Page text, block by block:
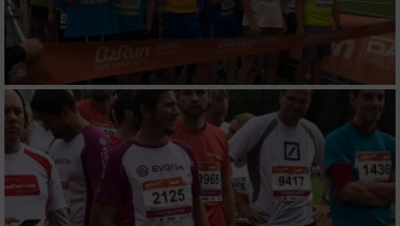
Entwicklung und Verbesserung der Angebote
Verwendung reduzierter Daten zur Auswahl
IAB-Besonderheiten:
Verwendung genauer Standortdaten
Geräte anhand von aktiv angeforderten
Informationen identifizieren